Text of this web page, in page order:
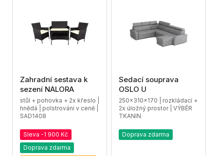
Zahradní sestava k
sezení NALORA
stůl + pohovka + 2x křeslo |
hnědá | polstrování v ceně |
SAD1408
Sleva -1 900 Kč
Doprava zdarma
Sedací souprava
OSLO U
250x310x170 | rozkládací +
2x úložný prostor | VÝBĚR
TKANIN
Doprava zdarma